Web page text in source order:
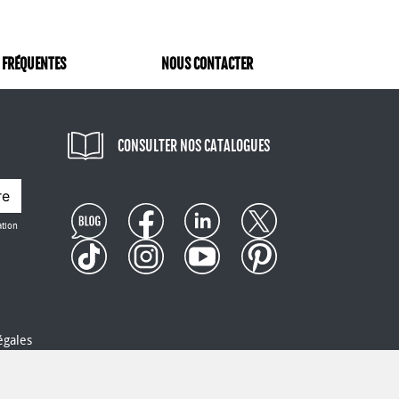
NOUS CONTACTER
CONSULTER NOS CATALOGUES